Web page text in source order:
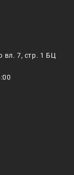
вл. 7, стр. 1 БЦ